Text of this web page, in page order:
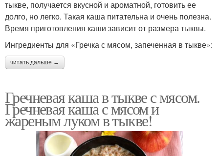
тыкве, получается вкусной и ароматной, готовить ее
долго, но легко. Такая каша питательна и очень полезна.
Время приготовления каши зависит от размера тыквы.
Ингредиенты для «Гречка с мясом, запеченная в тыкве»:
читать дальше →
Гречневая каша в тыкве с мясом.
Гречневая каша с мясом и
жареным луком в тыкве!